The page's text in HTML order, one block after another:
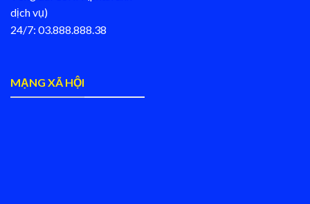
dịch vụ)
24/7: 03.888.888.38
MẠNG XÃ HỘI